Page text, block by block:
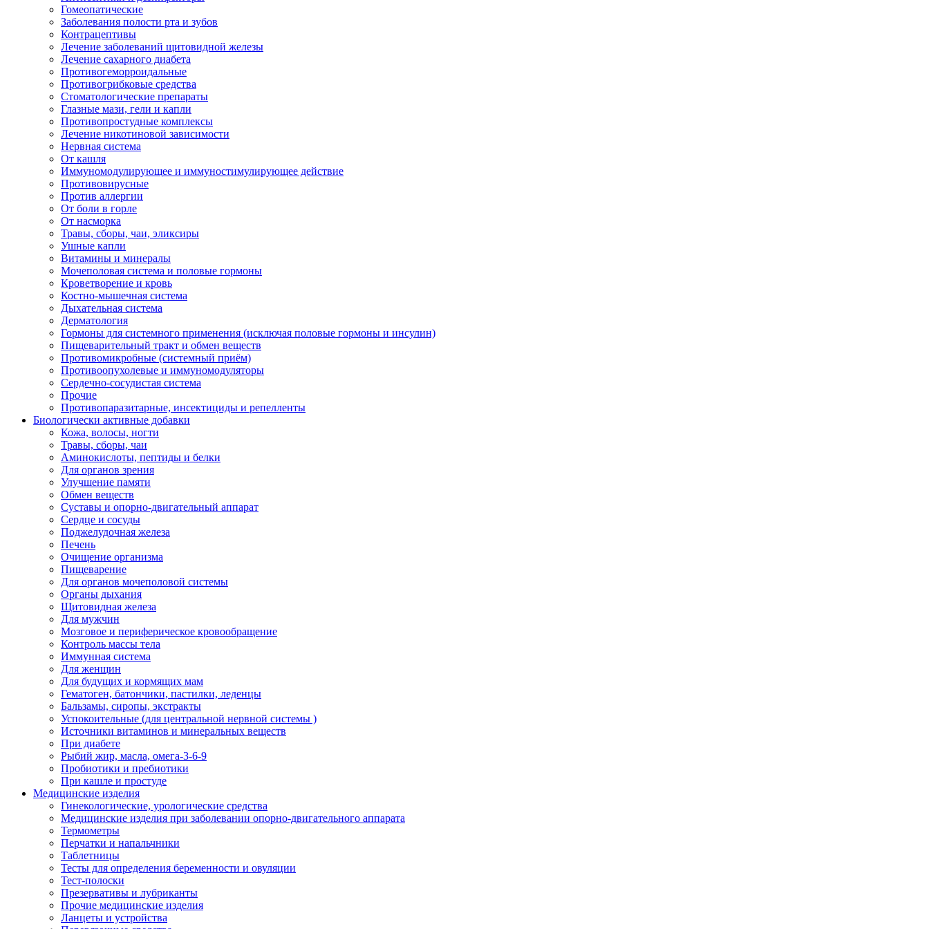
Гомеопатические
Заболевания полости рта и зубов
Контрацептивы
Лечение заболеваний щитовидной железы
Лечение сахарного диабета
Противогеморроидальные
Противогрибковые средства
Стоматологические препараты
Глазные мази, гели и капли
Противопростудные комплексы
Лечение никотиновой зависимости
Нервная система
От кашля
Иммуномодулирующее и иммуностимулирующее действие
Противовирусные
Против аллергии
От боли в горле
От насморка
Травы, сборы, чаи, эликсиры
Ушные капли
Витамины и минералы
Мочеполовая система и половые гормоны
Кроветворение и кровь
Костно-мышечная система
Дыхательная система
Дерматология
Гормоны для системного применения (исключая половые гормоны и инсулин)
Пищеварительный тракт и обмен веществ
Противомикробные (системный приём)
Противоопухолевые и иммуномодуляторы
Сердечно-сосудистая система
Прочие
Противопаразитарные, инсектициды и репелленты
Биологически активные добавки
Кожа, волосы, ногти
Травы, сборы, чаи
Аминокислоты, пептиды и белки
Для органов зрения
Улучшение памяти
Обмен веществ
Суставы и опорно-двигательный аппарат
Сердце и сосуды
Поджелудочная железа
Печень
Очищение организма
Пищеварение
Для органов мочеполовой системы
Органы дыхания
Щитовидная железа
Для мужчин
Мозговое и периферическое кровообращение
Контроль массы тела
Иммунная система
Для женщин
Для будущих и кормящих мам
Гематоген, батончики, пастилки, леденцы
Бальзамы, сиропы, экстракты
Успокоительные (для центральной нервной системы )
Источники витаминов и минеральных веществ
При диабете
Рыбий жир, масла, омега-3-6-9
Пробиотики и пребиотики
При кашле и простуде
Медицинские изделия
Гинекологические, урологические средства
Медицинские изделия при заболевании опорно-двигательного аппарата
Термометры
Перчатки и напальчники
Таблетницы
Тесты для определения беременности и овуляции
Тест-полоски
Презервативы и лубриканты
Прочие медицинские изделия
Ланцеты и устройства